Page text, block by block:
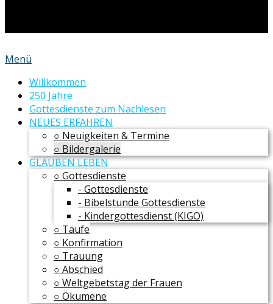
Menü
Willkommen
250 Jahre
Gottesdienste zum Nachlesen
NEUES ERFAHREN
○ Neuigkeiten & Termine
○ Bildergalerie
GLAUBEN LEBEN
○ Gottesdienste
- Gottesdienste
- Bibelstunde Gottesdienste
- Kindergottesdienst (KIGO)
○ Taufe
○ Konfirmation
○ Trauung
○ Abschied
○ Weltgebetstag der Frauen
○ Ökumene